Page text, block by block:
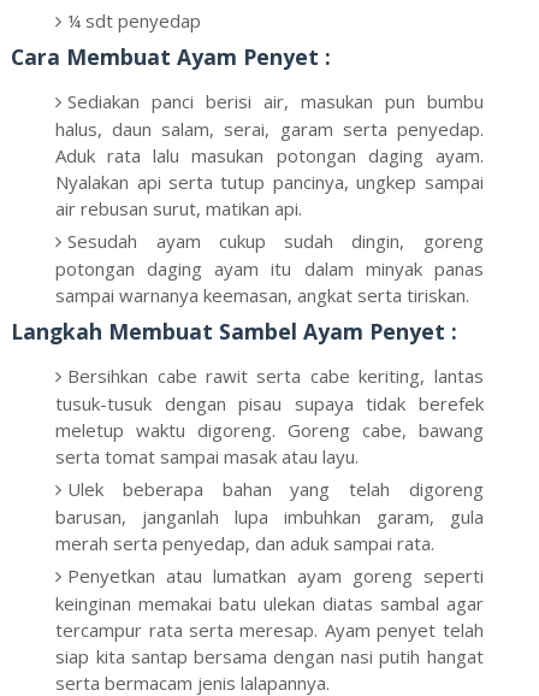
¼ sdt penyedap
Cara Membuat Ayam Penyet :
Sediakan panci berisi air, masukan pun bumbu
halus, daun salam, serai, garam serta penyedap.
Aduk rata lalu masukan potongan daging ayam.
Nyalakan api serta tutup pancinya, ungkep sampai
air rebusan surut, matikan api.
Sesudah ayam cukup sudah dingin, goreng
potongan daging ayam itu dalam minyak panas
sampai warnanya keemasan, angkat serta tiriskan.
Langkah Membuat Sambel Ayam Penyet :
Bersihkan cabe rawit serta cabe keriting, lantas
tusuk-tusuk dengan pisau supaya tidak berefek
meletup waktu digoreng. Goreng cabe, bawang
serta tomat sampai masak atau layu.
Ulek beberapa bahan yang telah digoreng
barusan, janganlah lupa imbuhkan garam, gula
merah serta penyedap, dan aduk sampai rata.
Penyetkan atau lumatkan ayam goreng seperti
keinginan memakai batu ulekan diatas sambal agar
tercampur rata serta meresap. Ayam penyet telah
siap kita santap bersama dengan nasi putih hangat
serta bermacam jenis lalapannya.